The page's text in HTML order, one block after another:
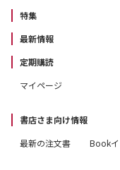
特集
最新情報
定期購読
マイページ
書店さま向け情報
最新の注文書
Book